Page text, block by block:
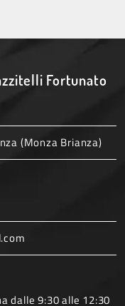
Fortunato
(Monza Brianza)
dalle 9:30 alle 12:30